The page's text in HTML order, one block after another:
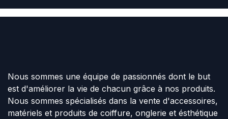
Nous sommes une équipe de passionnés dont le but
est d'améliorer la vie de chacun grâce à nos produits.
Nous sommes spécialisés dans la vente d'accessoires,
matériels et produits de coiffure, onglerie et ésthétique